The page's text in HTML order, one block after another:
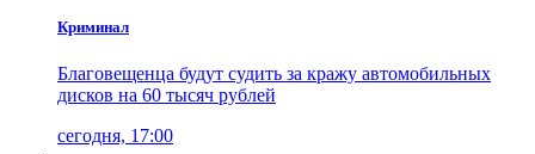
Криминал
Благовещенца будут судить за кражу автомобильных
дисков на 60 тысяч рублей
сегодня, 17:00